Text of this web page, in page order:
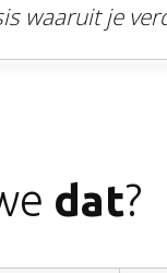
waaruit je
dat?